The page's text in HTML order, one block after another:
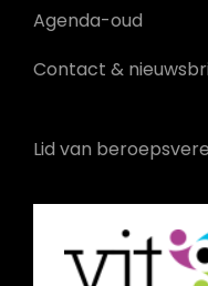
Agenda-oud
Contact &
Lid van